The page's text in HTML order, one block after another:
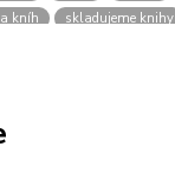
kníh skladujeme knihy